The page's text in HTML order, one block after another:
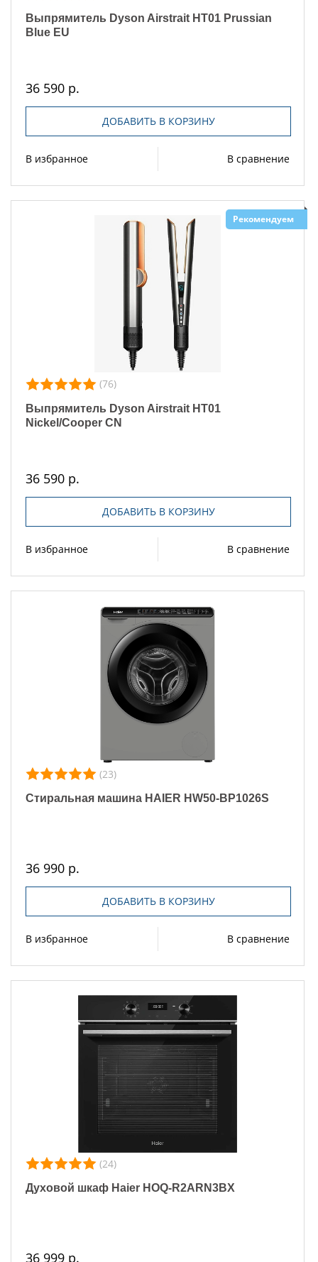
Выпрямитель Dyson Airstrait HT01 Prussian
Blue EU
36 590 р.
ДОБАВИТЬ В КОРЗИНУ
В избранное В сравнение
Рекомендуем
(76)
Выпрямитель Dyson Airstrait HT01
Nickel/Cooper CN
36 590 р.
ДОБАВИТЬ В КОРЗИНУ
В избранное В сравнение
(23)
Стиральная машина HAIER HW50-BP1026S
36 990 р.
ДОБАВИТЬ В КОРЗИНУ
В избранное В сравнение
(24)
Духовой шкаф Haier HOQ-R2ARN3BX
36 999 р.